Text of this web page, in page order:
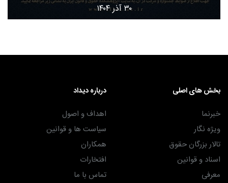
۳۰ آذر ۱۴۰۴
بخش های اصلی
خبرنما
ویژه نگار
تالار بزرگان حقوق
اسناد و قوانین
معرفی
درباره دیداد
اهداف و اصول
سیاست ها و قوانین
همکاران
افتخارات
تماس با ما